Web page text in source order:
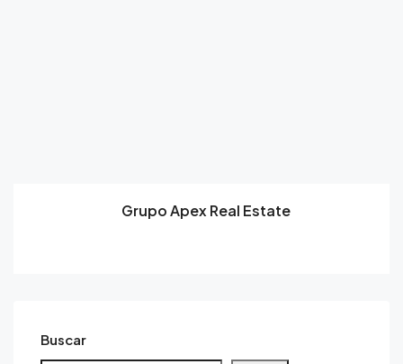
Grupo Apex Real Estate
Buscar